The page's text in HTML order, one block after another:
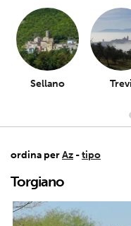
Sellano Trevi
ordina perAz -tipo
Torgiano